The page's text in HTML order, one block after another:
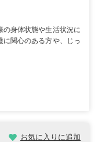
身体状態や生活状況に
関心のある方や、じっ
お気に入りに追加